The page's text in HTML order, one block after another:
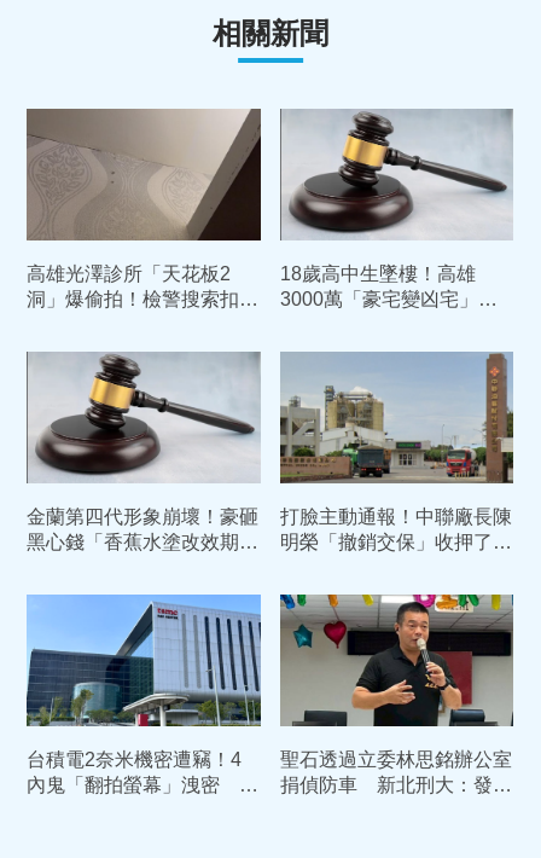
相關新聞
高雄光澤診所「天花板2
洞」爆偷拍！檢警搜索扣硬
者出面
18歲高中生墜樓！高雄
3000萬「豪宅變凶宅」屋
原因曝
金蘭第四代形象崩壞！豪砸
黑心錢「香蕉水塗改效期」
賣
打臉主動通報！中聯廠長陳
明榮「撤銷交保」收押了
標
台積電2奈米機密遭竊！4
內鬼「翻拍螢幕」洩密 主
聖石透過立委林思銘辦公室
捐偵防車 新北刑大：發現